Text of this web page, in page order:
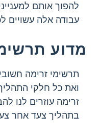
להפוך אותם
עבודה אלה עשויים
מדוע
תרשימי זרימה
ואת כל חלקי
זרימה עוזרים לנו
בתהליך צעד אחר